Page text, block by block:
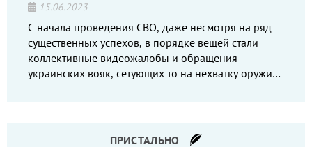
15.06.2023
С начала проведения СВО, даже несмотря на ряд
существенных успехов, в порядке вещей стали
коллективные видеожалобы и обращения
украинских вояк, сетующих то на нехватку оружия,
ПРИСТАЛЬНО